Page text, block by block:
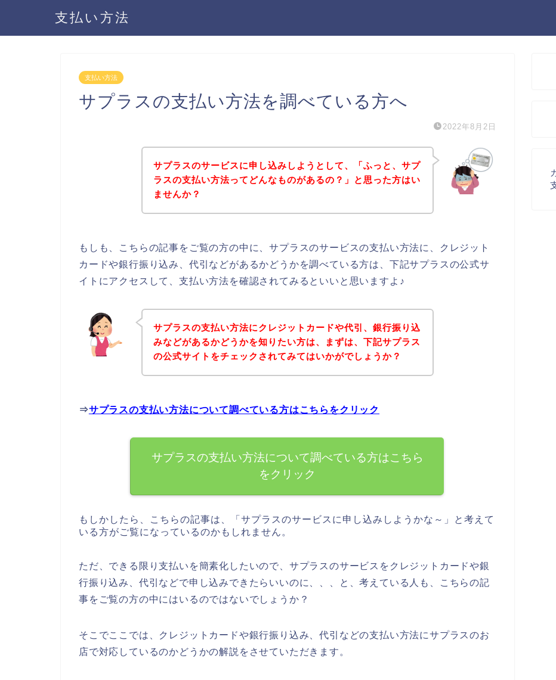
支払い方法
支払い方法
サプラスの支払い方法を調べている方へ
2022年8月2日
サプラスのサービスに申し込みしようとして、「ふっと、サプ
ラスの支払い方法ってどんなものがあるの？」と思った方はい
ませんか？
もしも、こちらの記事をご覧の方の中に、サプラスのサービスの支払い方法に、クレジット
カードや銀行振り込み、代引などがあるかどうかを調べている方は、下記サプラスの公式サ
イトにアクセスして、支払い方法を確認されてみるといいと思いますよ♪
サプラスの支払い方法にクレジットカードや代引、銀行振り込
みなどがあるかどうかを知りたい方は、まずは、下記サプラス
の公式サイトをチェックされてみてはいかがでしょうか？
⇒サプラスの支払い方法について調べている方はこちらをクリック
サプラスの支払い方法について調べている方はこちら
をクリック
もしかしたら、こちらの記事は、「サプラスのサービスに申し込みしようかな～」と考えて
いる方がご覧になっているのかもしれません。
ただ、できる限り支払いを簡素化したいので、サプラスのサービスをクレジットカードや銀
行振り込み、代引などで申し込みできたらいいのに、、、と、考えている人も、こちらの記
事をご覧の方の中にはいるのではないでしょうか？
そこでここでは、クレジットカードや銀行振り込み、代引などの支払い方法にサプラスのお
店で対応しているのかどうかの解説をさせていただきます。